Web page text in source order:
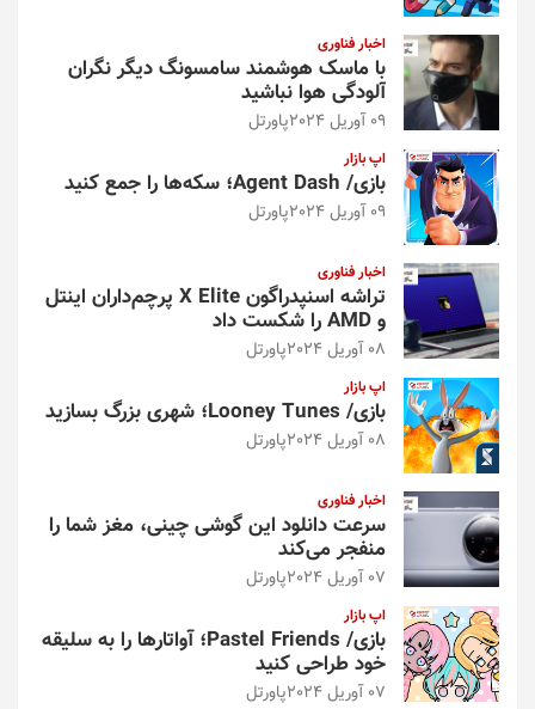
اخبار فناوری
با ماسک هوشمند سامسونگ دیگر نگران
آلودگی هوا نباشید
09 آوریل 2024 پاورتل
اپ بازار
بازی/ Agent Dash؛ سکه‌ها را جمع کنید
09 آوریل 2024 پاورتل
اخبار فناوری
تراشه اسنپدراگون X Elite پرچم‌داران اینتل
و AMD را شکست داد
08 آوریل 2024 پاورتل
اپ بازار
بازی/ Looney Tunes؛ شهری بزرگ بسازید
08 آوریل 2024 پاورتل
اخبار فناوری
سرعت دانلود این گوشی چینی، مغز شما را
منفجر می‌کند
07 آوریل 2024 پاورتل
اپ بازار
بازی/ Pastel Friends؛ آواتارها را به سلیقه
خود طراحی کنید
07 آوریل 2024 پاورتل